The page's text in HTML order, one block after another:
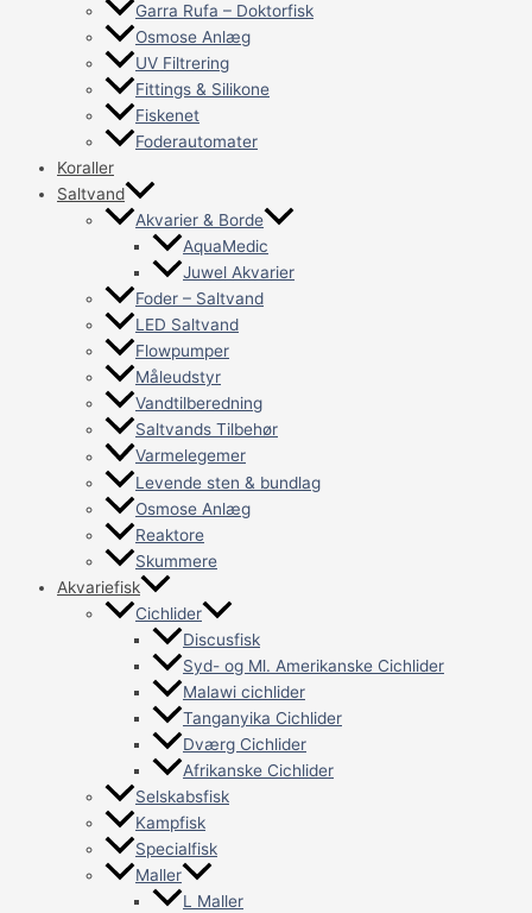
Garra Rufa – Doktorfisk
Osmose Anlæg
UV Filtrering
Fittings & Silikone
Fiskenet
Foderautomater
Koraller
Saltvand
Akvarier & Borde
AquaMedic
Juwel Akvarier
Foder – Saltvand
LED Saltvand
Flowpumper
Måleudstyr
Vandtilberedning
Saltvands Tilbehør
Varmelegemer
Levende sten & bundlag
Osmose Anlæg
Reaktore
Skummere
Akvariefisk
Cichlider
Discusfisk
Syd- og Ml. Amerikanske Cichlider
Malawi cichlider
Tanganyika Cichlider
Dværg Cichlider
Afrikanske Cichlider
Selskabsfisk
Kampfisk
Specialfisk
Maller
L Maller